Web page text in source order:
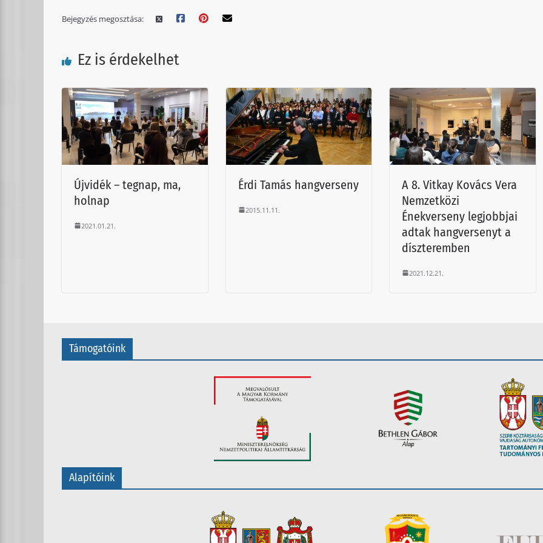
Bejegyzés megosztása:
Ez is érdekelhet
Újvidék – tegnap, ma,
holnap
2021.01.21.
Érdi Tamás hangverseny
2015.11.11.
A 8. Vitkay Kovács Vera
Nemzetközi
Énekverseny legjobbjai
adtak hangversenyt a
díszteremben
2021.12.21.
Támogatóink
Alapítóink